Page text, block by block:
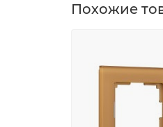
Похожие